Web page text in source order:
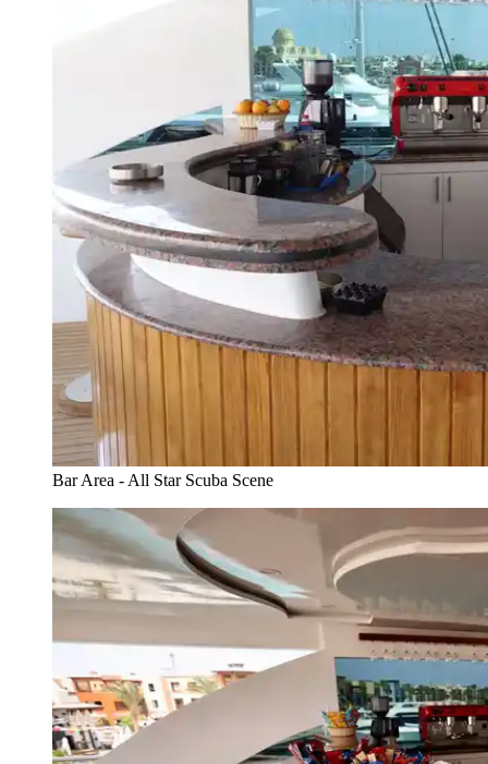
Bar Area - All Star Scuba Scene